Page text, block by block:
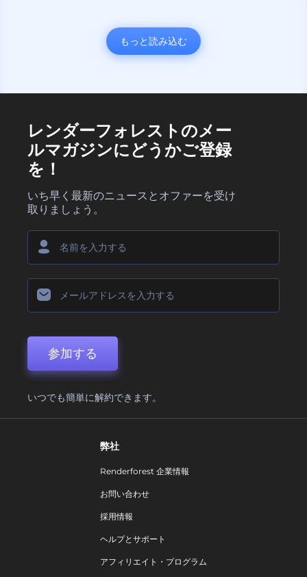
もっと読み込む
レンダーフォレストのメー
ルマガジンにどうかご登録
を！
いち早く最新のニュースとオファーを受け
取りましょう。
参加する
いつでも簡単に解約できます。
弊社
Renderforest 企業情報
お問い合わせ
採用情報
ヘルプとサポート
アフィリエイト・プログラム